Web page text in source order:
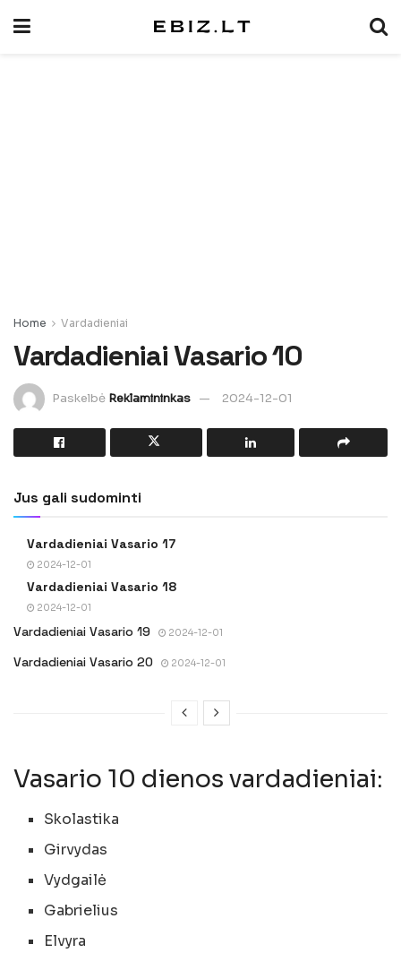
Home Vardadieniai
Vardadieniai Vasario 10
Paskelbė Reklamininkas 2024-12-01
Jus gali sudominti
Vardadieniai Vasario 17
2024-12-01
Vardadieniai Vasario 18
2024-12-01
Vardadieniai Vasario 19 2024-12-01
Vardadieniai Vasario 20 2024-12-01
Vasario 10 dienos vardadieniai:
Skolastika
Girvydas
Vydgailė
Gabrielius
Elvyra